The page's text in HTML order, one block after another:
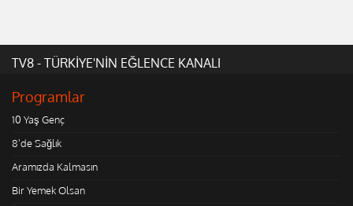
TV8 - TÜRKİYE'NİN EĞLENCE KANALI
Programlar
10 Yaş Genç
8'de Sağlık
Aramızda Kalmasın
Bir Yemek Olsan